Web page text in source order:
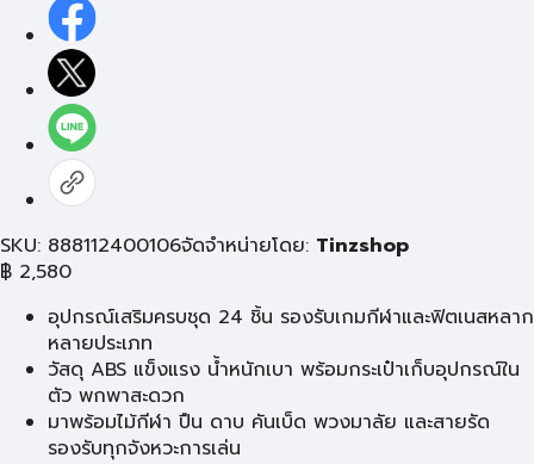
SKU: 888112400106จัดจำหน่ายโดย: Tinzshop
฿ 2,580
อุปกรณ์เสริมครบชุด 24 ชิ้น รองรับเกมกีฬาและฟิตเนสหลาก
หลายประเภท
วัสดุ ABS แข็งแรง น้ำหนักเบา พร้อมกระเป๋าเก็บอุปกรณ์ใน
ตัว พกพาสะดวก
มาพร้อมไม้กีฬา ปืน ดาบ คันเบ็ด พวงมาลัย และสายรัด
รองรับทุกจังหวะการเล่น